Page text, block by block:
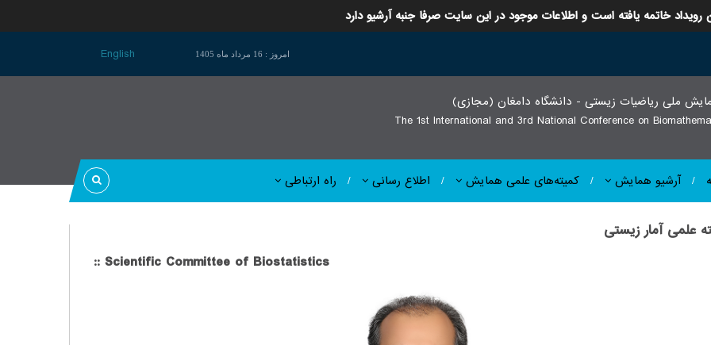
رویداد خاتمه یافته است و اطلاعات موجود در این سایت صرفا جنبه آرشیو دارد
امروز : 16 مرداد ماه 1405 English
ملی ریاضیات زیستی - دانشگاه دامغان (مجازی)
The 1st International and 3rd National Conference on
آرشیو همایش کمیته‌های علمی همایش اطلاع رسانی راه ارتباطی
علمی آمار زیستی
:: Scientific Committee of Biostatistics